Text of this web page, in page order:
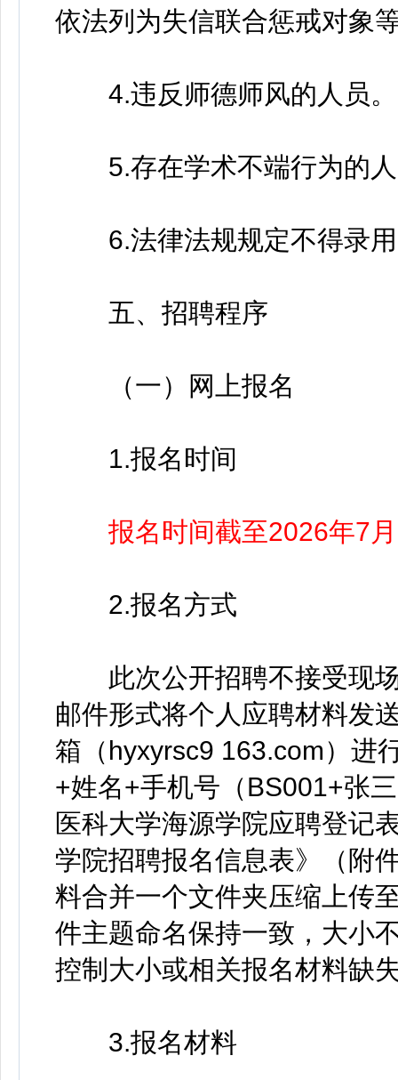
依法列为失信联合惩戒对象
4.违反师德师风的人员。
5.存在学术不端行为的人
6.法律法规规定不得录用
五、招聘程序
（一）网上报名
1.报名时间
报名时间截至2026年7
2.报名方式
此次公开招聘不接受现场
邮件形式将个人应聘材料发
箱（hyxyrsc9 163.com）进
+姓名+手机号（BS001+张
医科大学海源学院应聘登记
学院招聘报名信息表》（附
料合并一个文件夹压缩上传
件主题命名保持一致，大小
控制大小或相关报名材料缺
3.报名材料